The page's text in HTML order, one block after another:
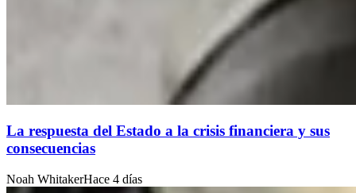
La respuesta del Estado a la crisis financiera y sus
consecuencias
Noah WhitakerHace 4 días